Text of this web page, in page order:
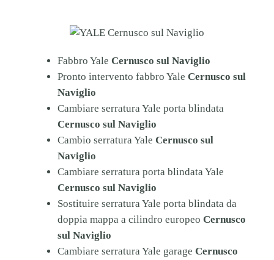
Fabbro Yale Cernusco sul Naviglio
Pronto intervento fabbro Yale Cernusco sul
Naviglio
Cambiare serratura Yale porta blindata
Cernusco sul Naviglio
Cambio serratura Yale Cernusco sul
Naviglio
Cambiare serratura porta blindata Yale
Cernusco sul Naviglio
Sostituire serratura Yale porta blindata da
doppia mappa a cilindro europeo Cernusco
sul Naviglio
Cambiare serratura Yale garage Cernusco